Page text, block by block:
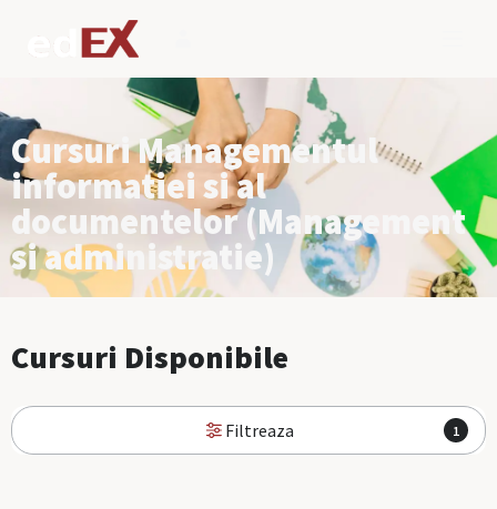
Cursuri Managementul
informatiei si al
documentelor (Management
si administratie)
Cursuri Disponibile
Filtreaza 1